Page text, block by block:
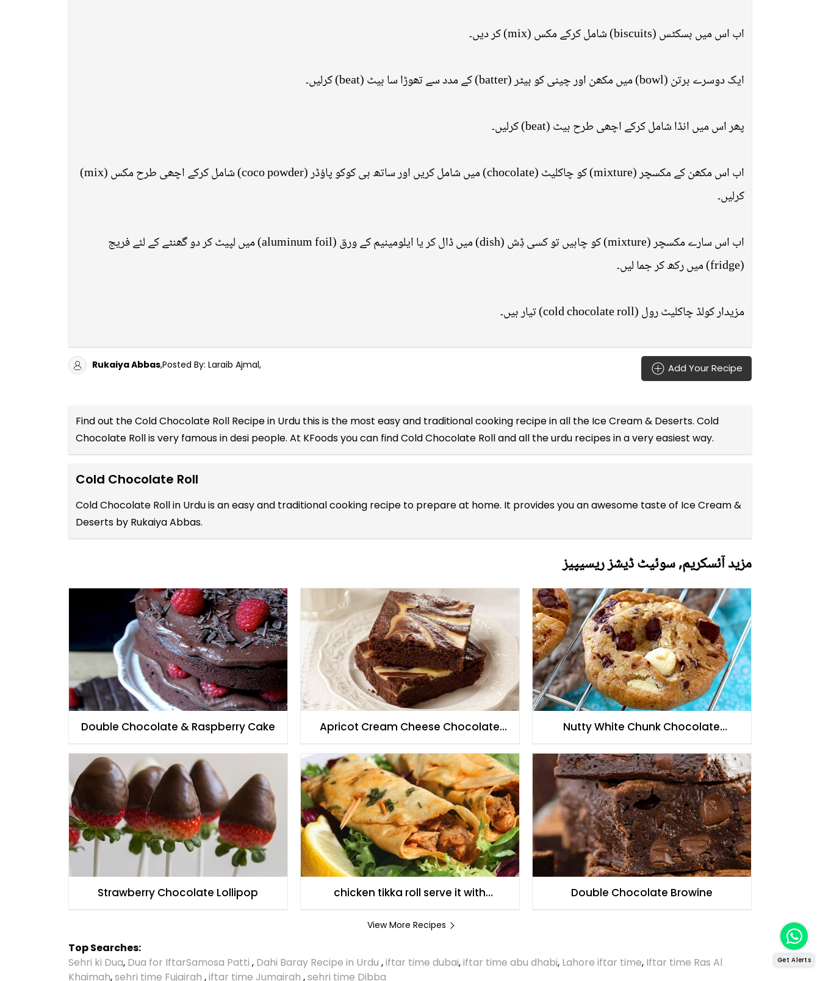
اب اس میں بسکٹس (biscuits) شامل کرکے مکس (mix) کر دیں۔
ایک دوسرے برتن (bowl) میں مکھن اور چینی کو بیٹر (batter) کے مدد سے تھوڑا سا بیٹ (beat) کرلیں۔
پھر اس میں انڈا شامل کرکے اچھی طرح بیٹ (beat) کرلیں۔
اب اس مکھن کے مکسچر (mixture) کو چاکلیٹ (chocolate) میں شامل کریں اور ساتھ ہی کوکو پاؤڈر (coco powder) شامل کرکے اچھی طرح مکس (mix)
کرلیں۔
اب اس سارے مکسچر (mixture) کو چاہیں تو کسی ڈِش (dish) میں ڈال کر یا ایلومینیم کے ورق (aluminum foil) میں لپیٹ کر دو گھنٹے کے لئے فریج
(fridge) میں رکھ کر جما لیں۔
مزیدار کولڈ چاکلیٹ رول (cold chocolate roll) تیار ہیں۔
Rukaiya Abbas,Posted By: Laraib Ajmal, Add Your Recipe
Find out theCold Chocolate Roll Recipe in Urdu this is the most easy and traditional cooking recipe in all the Ice Cream & Deserts. Cold
Chocolate Roll is very famous in desi people. At KFoods you can find Cold Chocolate Roll and all theurdu recipesin a very easiest way.
Cold Chocolate Roll
Cold Chocolate Roll in Urdu is an easy and traditional cooking recipe to prepare at home. It provides you an awesome taste of Ice Cream &
Deserts by Rukaiya Abbas.
مزید آئسکریم, سوئیٹ ڈیشز ریسیپیز
Double Chocolate & Raspberry Cake
Apricot Cream Cheese Chocolate
Nutty White Chunk Chocolate
Strawberry Chocolate Lollipop
chicken tikka roll serve it with
Double Chocolate Browine
View More Recipes
Top Searches:
Sehri ki Dua, Dua for IftarSamosa Patti , Dahi Baray Recipe in Urdu ,iftar time dubai,iftar time abu dhabi, Lahore iftar time, Iftar time Ras Al
Khaimah,sehri time Fujairah ,iftar time Jumairah ,sehri time Dibba
Get Alerts